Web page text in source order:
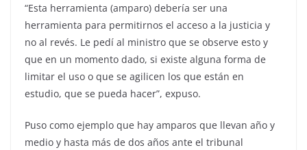
“Esta herramienta (amparo) debería ser una
herramienta para permitirnos el acceso a la justicia y
no al revés. Le pedí al ministro que se observe esto y
que en un momento dado, si existe alguna forma de
limitar el uso o que se agilicen los que están en
estudio, que se pueda hacer”, expuso.
Puso como ejemplo que hay amparos que llevan año y
medio y hasta más de dos años ante el tribunal